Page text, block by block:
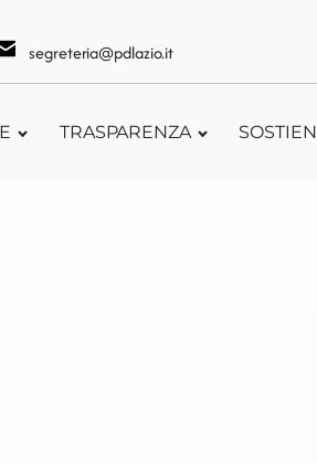
segreteria@pdlazio.it
TRASPARENZA